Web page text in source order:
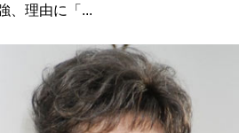
、理由に「...